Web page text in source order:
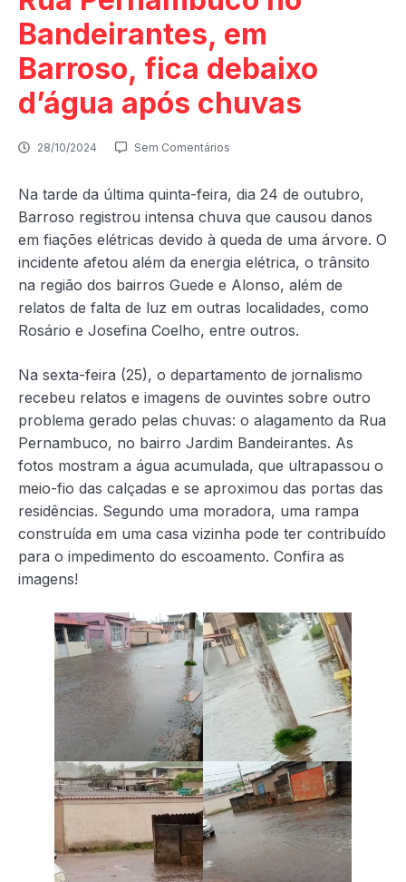
Bandeirantes, em
Barroso, fica debaixo
d’água após chuvas
28/10/2024 Sem Comentários
Na tarde da última quinta-feira, dia 24 de outubro,
Barroso registrou intensa chuva que causou danos
em fiações elétricas devido à queda de uma árvore. O
incidente afetou além da energia elétrica, o trânsito
na região dos bairros Guede e Alonso, além de
relatos de falta de luz em outras localidades, como
Rosário e Josefina Coelho, entre outros.
Na sexta-feira (25), o departamento de jornalismo
recebeu relatos e imagens de ouvintes sobre outro
problema gerado pelas chuvas: o alagamento da Rua
Pernambuco, no bairro Jardim Bandeirantes. As
fotos mostram a água acumulada, que ultrapassou o
meio-fio das calçadas e se aproximou das portas das
residências. Segundo uma moradora, uma rampa
construída em uma casa vizinha pode ter contribuído
para o impedimento do escoamento. Confira as
imagens!